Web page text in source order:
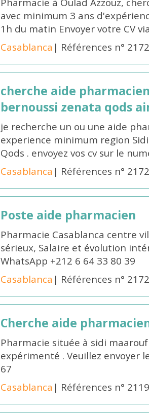
avec minimum 3 ans
1h du matin Envoyer votre CV
Casablanca | Références n°
cherche aide
bernoussi zenata qods
je recherche un ou une aide
experience minimum region
Qods . envoyez vos cv sur le
Casablanca | Références n°
Poste aide pharmacien
Pharmacie Casablanca centre
sérieux, Salaire et évolution
WhatsApp +212 6 64 33 80 39
Casablanca | Références n°
Cherche aide
Pharmacie située à sidi
expérimenté . Veuillez envoyer
67
Casablanca | Références n°